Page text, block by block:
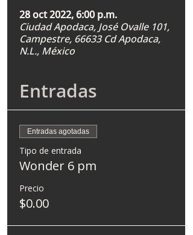
28 oct 2022, 6:00 p.m.
Ciudad Apodaca, José Ovalle 101,
Campestre, 66633 Cd Apodaca,
N.L., México
Entradas
Entradas agotadas
Tipo de entrada
Wonder 6 pm
Precio
$0.00